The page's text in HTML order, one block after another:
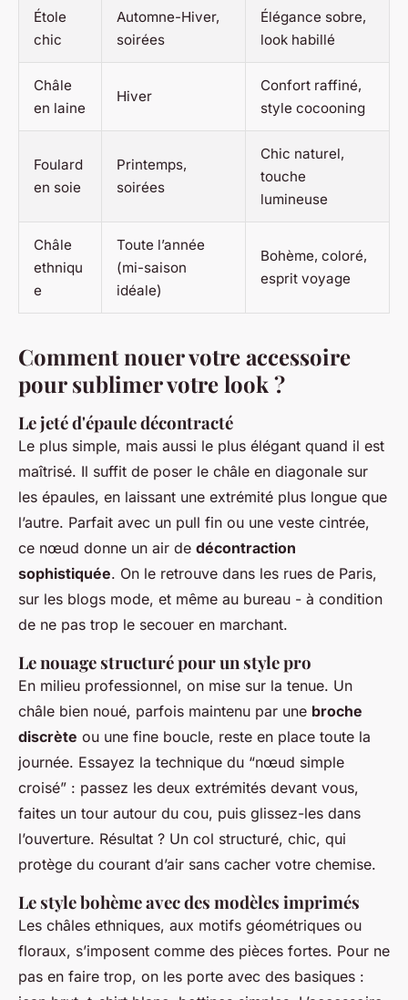
Étole
chic
Automne-Hiver,
soirées
Élégance sobre,
look habillé
Châle
en laine
Hiver
Confort raffiné,
style cocooning
Foulard
en soie
Printemps,
soirées
Chic naturel,
touche
lumineuse
Châle
ethniqu
e
Toute l’année
(mi-saison
idéale)
Bohème, coloré,
esprit voyage
Comment nouer votre accessoire
pour sublimer votre look ?
Le jeté d'épaule décontracté
Le plus simple, mais aussi le plus élégant quand il est
maîtrisé. Il suffit de poser le châle en diagonale sur
les épaules, en laissant une extrémité plus longue que
l’autre. Parfait avec un pull fin ou une veste cintrée,
ce nœud donne un air de décontraction
sophistiquée. On le retrouve dans les rues de Paris,
sur les blogs mode, et même au bureau - à condition
de ne pas trop le secouer en marchant.
Le nouage structuré pour un style pro
En milieu professionnel, on mise sur la tenue. Un
châle bien noué, parfois maintenu par une broche
discrète ou une fine boucle, reste en place toute la
journée. Essayez la technique du “nœud simple
croisé” : passez les deux extrémités devant vous,
faites un tour autour du cou, puis glissez-les dans
l’ouverture. Résultat ? Un col structuré, chic, qui
protège du courant d’air sans cacher votre chemise.
Le style bohème avec des modèles imprimés
Les châles ethniques, aux motifs géométriques ou
floraux, s’imposent comme des pièces fortes. Pour ne
pas en faire trop, on les porte avec des basiques :